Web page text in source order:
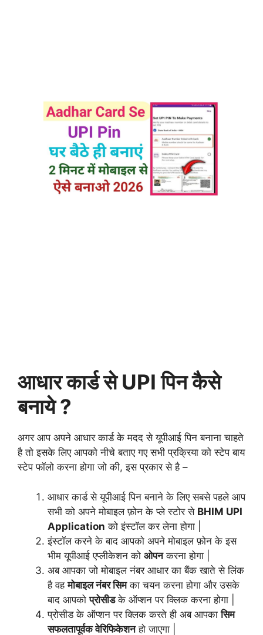
आधार कार्ड से UPI पिन कैसे
बनाये ?
अगर आप अपने आधार कार्ड के मदद से यूपीआई पिन बनाना चाहते
है तो इसके लिए आपको नीचे बताए गए सभी प्रक्रिया को स्टेप बाय
स्टेप फॉलो करना होगा जो की, इस प्रकार से है –
आधार कार्ड से यूपीआई पिन बनाने के लिए सबसे पहले आप
सभी को अपने मोबाइल फ़ोन के प्ले स्टोर से BHIM UPI
Application को इंस्टॉल कर लेना होगा |
इंस्टॉल करने के बाद आपको अपने मोबाइल फ़ोन के इस
भीम यूपीआई एप्लीकेशन को ओपनकरना होगा |
अब आपका जो मोबाइल नंबर आधार का बैंक खाते से लिंक
है वहमोबाइल नंबर सिमका चयन करना होगा और उसके
बाद आपकोप्रोसीडके ऑप्शन पर क्लिक करना होगा |
प्रोसीड के ऑप्शन पर क्लिक करते ही अब आपकासिम
सफलतापूर्वक वेरिफिकेशनहो जाएगा |